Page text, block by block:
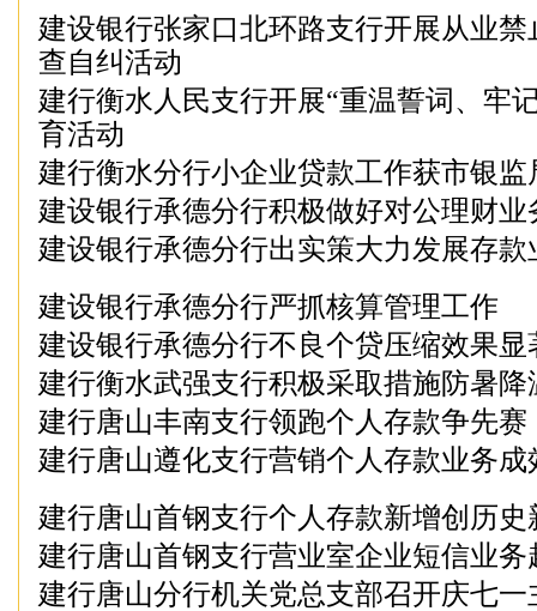
建设银行张家口北环路支行开展从业禁
查自纠活动
建行衡水人民支行开展“重温誓词、牢
育活动
建行衡水分行小企业贷款工作获市银监
建设银行承德分行积极做好对公理财业
建设银行承德分行出实策大力发展存款
建设银行承德分行严抓核算管理工作
建设银行承德分行不良个贷压缩效果显
建行衡水武强支行积极采取措施防暑降
建行唐山丰南支行领跑个人存款争先赛
建行唐山遵化支行营销个人存款业务成
建行唐山首钢支行个人存款新增创历史
建行唐山首钢支行营业室企业短信业务
建行唐山分行机关党总支部召开庆七一